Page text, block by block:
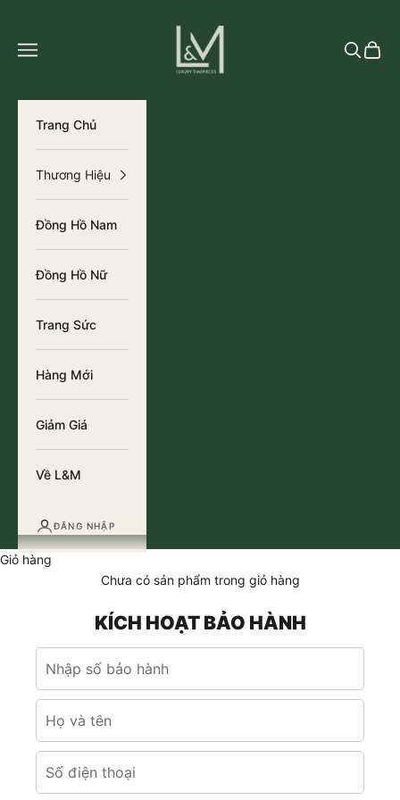
L&M Luxury Timepieces
Tìm kiếm
Giỏ
Trang Chủ
Thương Hiệu
Đồng Hồ Nam
Đồng Hồ Nữ
Trang Sức
Hàng Mới
Giảm Giá
Về L&M
ĐĂNG NHẬP
Giỏ hàng
Chưa có sản phẩm trong giỏ hàng
KÍCH HOẠT BẢO HÀNH